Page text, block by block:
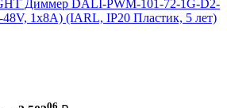
Диммер DALI-PWM-101-72-1G-D2-
1x8A) (IARL, IP20 Пластик, 5 лет)